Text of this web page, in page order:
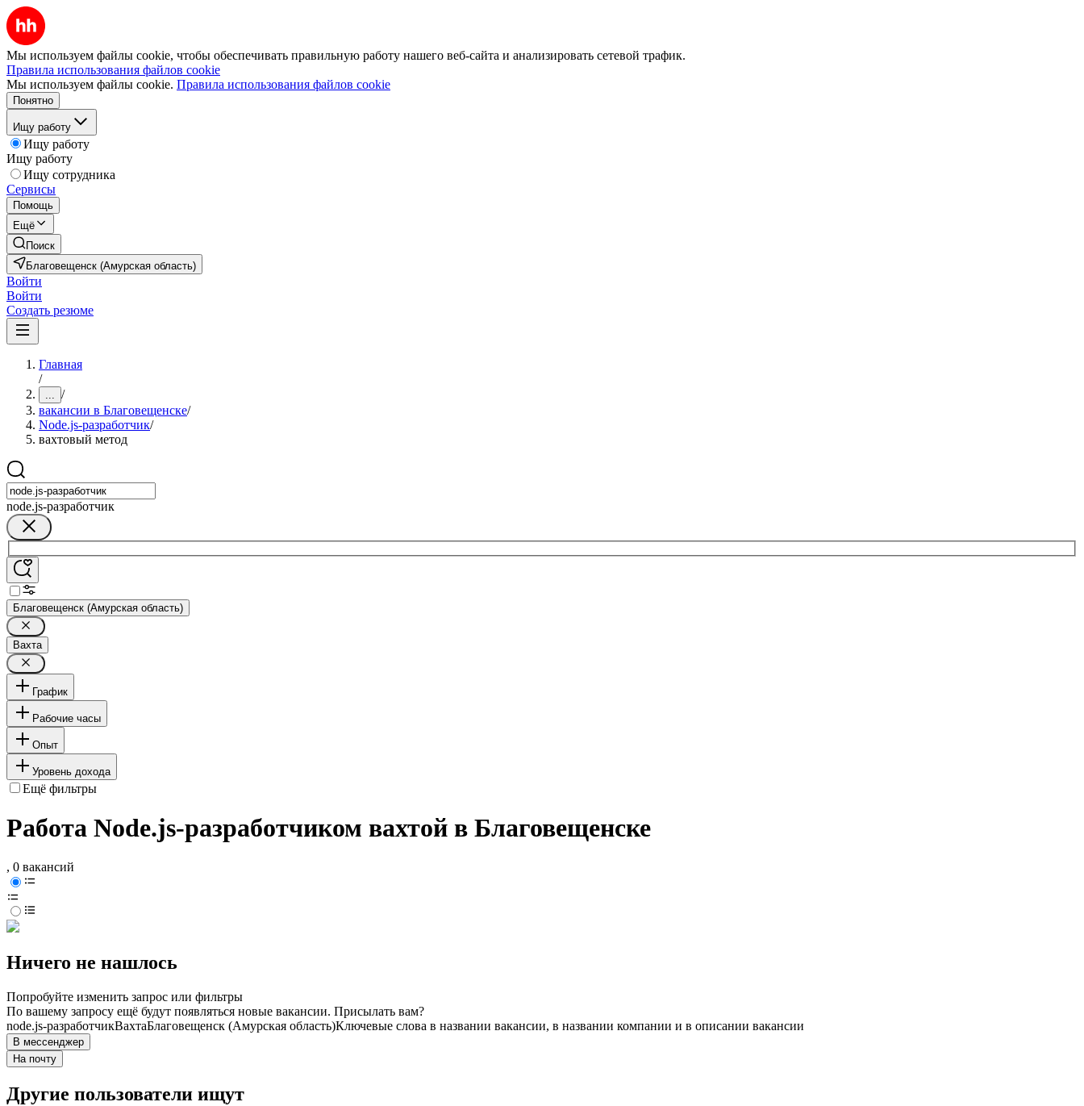
Мы используем файлы cookie, чтобы обеспечивать правильную работу нашего веб-сайта и анализировать сетевой трафик.
Правила использования файлов cookie
Мы используем файлы cookie. Правила использования файлов cookie
Понятно
Ищу работу
Ищу работу
Ищу работу
Ищу сотрудника
Сервисы
Помощь
Ещё
Поиск
Благовещенск (Амурская область)
Войти
Войти
Создать резюме
Главная
/
... /
вакансии в Благовещенске/
Node.js-разработчик/
вахтовый метод
node.js-разработчик
Благовещенск (Амурская область)
Вахта
График
Рабочие часы
Опыт
Уровень дохода
Ещё фильтры
Работа Node.js-разработчиком вахтой в Благовещенске
, 0 вакансий
Ничего не нашлось
Попробуйте изменить запрос или фильтры
По вашему запросу ещё будут появляться новые вакансии. Присылать вам?
node.js-разработчикВахтаБлаговещенск (Амурская область)Ключевые слова в названии вакансии, в названии компании и в описании вакансии
В мессенджер
На почту
Другие пользователи ищут